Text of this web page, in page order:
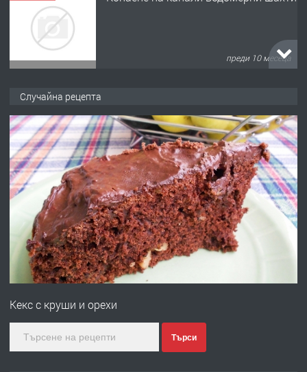
преди 10 месеца
преди 11 месеца
ПРЕДЛАГА
Отпушване на канали тоалетни
вертикални щрангове
преди 11 месеца
ПРЕДЛАГА Онлайн магазин за всички!
Случайна рецепта
Кекс с круши и орехи
Търси